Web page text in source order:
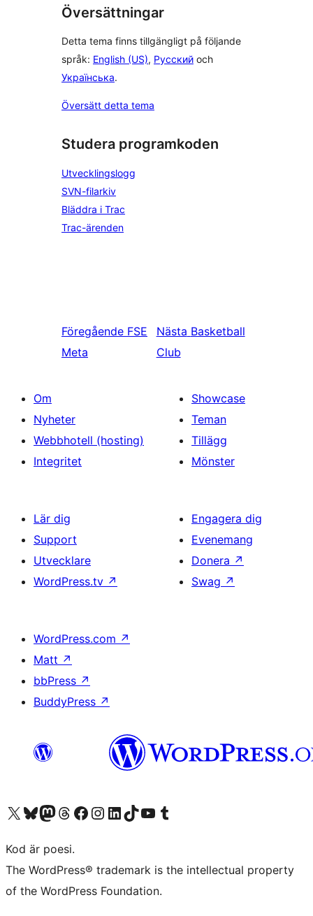
Översättningar
Detta tema finns tillgängligt på följande
språk: English (US), Русский och
Українська.
Översätt detta tema
Studera programkoden
Utvecklingslogg
SVN-filarkiv
Bläddra i Trac
Trac-ärenden
Föregående FSE
Meta
Nästa Basketball
Club
Om
Nyheter
Webbhotell (hosting)
Integritet
Showcase
Teman
Tillägg
Mönster
Lär dig
Support
Utvecklare
WordPress.tv ↗
Engagera dig
Evenemang
Donera ↗
Swag ↗
WordPress.com ↗
Matt ↗
bbPress ↗
BuddyPress ↗
Besök vår X-konto (f.d. Twitter)
Besök vårt Bluesky-konto
Besök vårt Mastodon-konto
Besök vårt Thread-konto
Besök vår Facebook-sidaBesök vårt Instagram-konto
Besök vårt LinkedIn-konto
Besök vårt TikTok-konto
Besök vår YouTube-kanalBesök vårt Tumblr-konto
Kod är poesi.
The WordPress® trademark is the intellectual property
of the WordPress Foundation.